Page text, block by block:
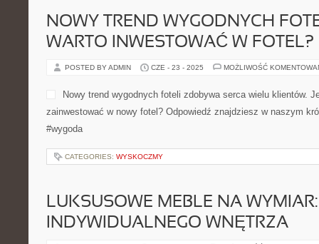
NOWY TREND WYGODNYCH
WARTO INWESTOWAĆ W FOTEL?
POSTED BY ADMIN CZE - 23 - 2025 MOŻLIWOŚĆ
Nowy trend wygodnych foteli zdobywa serca wielu klientów.
zainwestować w nowy fotel? Odpowiedź znajdziesz w naszym
#wygoda
CATEGORIES: WYSKOCZMY
LUKSUSOWE MEBLE NA
INDYWIDUALNEGO WNĘTRZA